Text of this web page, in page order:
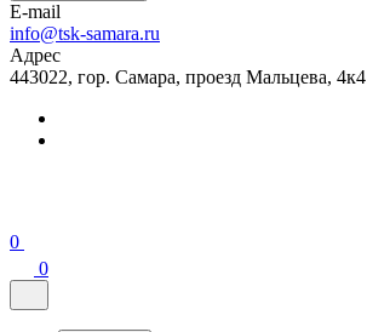
E-mail
info@tsk-samara.ru
Адрес
443022, гор. Самара, проезд Мальцева, 4к4
0
0